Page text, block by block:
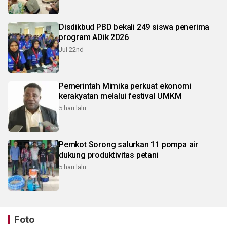
Disdikbud PBD bekali 249 siswa penerima
program ADik 2026
Jul 22nd
Pemerintah Mimika perkuat ekonomi
kerakyatan melalui festival UMKM
5 hari lalu
Pemkot Sorong salurkan 11 pompa air
dukung produktivitas petani
5 hari lalu
Foto